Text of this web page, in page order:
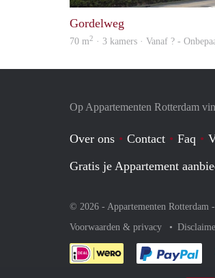
Gordelweg
70 m2 · 3 kamers · Vanaf ? -
Op Appartementen Rotterdam
Over ons Contact Faq
Gratis je Appartement
© 2026 - Appartementen Rotterdam
Voorwaarden & privacy